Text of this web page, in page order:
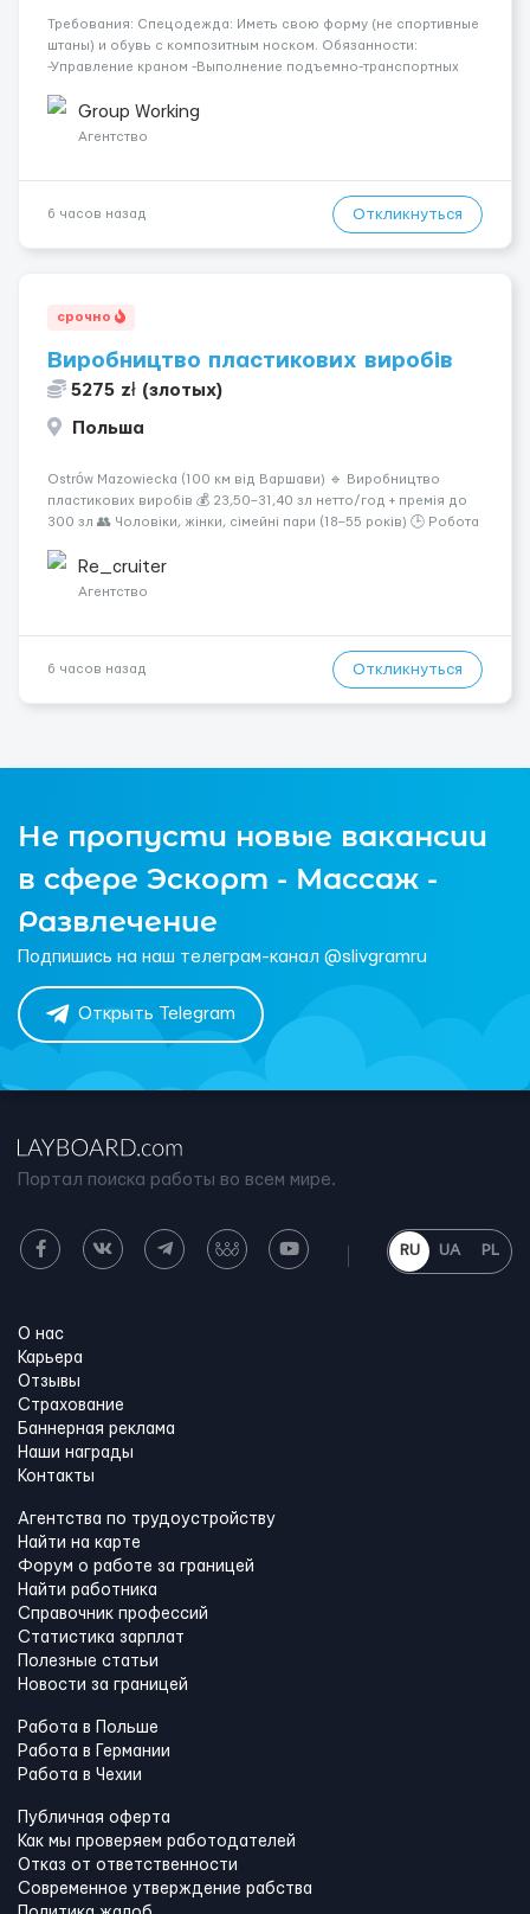
Требования: Спецодежда: Иметь свою форму (не спортивные
штаны) и обувь с композитным носком. Обязанности:
-Управление краном -Выполнение подъемно-транспортных
инструкций по безопасности. -Опыт управления различными
типами кранов (моб...
Group Working
Агентство
6 часов назад Откликнуться
срочно
Виробництво пластикових виробів
5275 zł (злотых)
Польша
Ostrów Mazowiecka (100 км від Варшави) 🔹 Виробництво
пластикових виробів 💰 23,50–31,40 зл нетто/год + премія до
300 зл 👥 Чоловіки, жінки, сімейні пари (18–55 років) 🕒 Робота
житло — 400 зл. 📦 Обов...
Re_cruiter
Агентство
6 часов назад Откликнуться
Не пропусти новые вакансии
в сфере Эскорт - Массаж -
Развлечение
Подпишись на наш телеграм-канал @slivgramru
Открыть Telegram
Портал поиска работы во всем мире.
RU UA PL
О нас
Карьера
Отзывы
Страхование
Баннерная реклама
Наши награды
Контакты
Агентства по трудоустройству
Найти на карте
Форум о работе за границей
Найти работника
Справочник профессий
Статистика зарплат
Полезные статьи
Новости за границей
Работа в Польше
Работа в Германии
Работа в Чехии
Публичная оферта
Как мы проверяем работодателей
Отказ от ответственности
Современное утверждение рабства